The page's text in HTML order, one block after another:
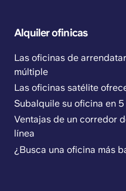
Alquiler ofinicas
Las oficinas de
múltiple
Las oficinas satélite
Subalquile su oficina en
Ventajas de un corredor
línea
¿Busca una oficina más